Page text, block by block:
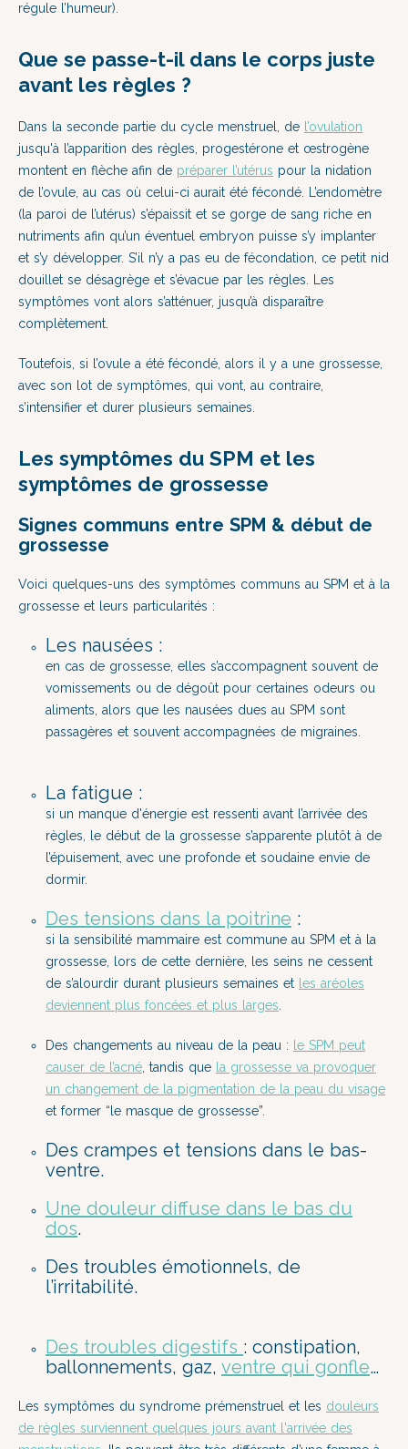
régule l’humeur).
Que se passe-t-il dans le corps juste
avant les règles ?
Dans la seconde partie du cycle menstruel, de l’ovulation
jusqu'à l’apparition des règles, progestérone et œstrogène
montent en flèche afin de préparer l’utérus pour la nidation
de l’ovule, au cas où celui-ci aurait été fécondé. L’endomètre
(la paroi de l’utérus) s’épaissit et se gorge de sang riche en
nutriments afin qu’un éventuel embryon puisse s’y implanter
et s’y développer. S’il n’y a pas eu de fécondation, ce petit nid
douillet se désagrège et s’évacue par les règles. Les
symptômes vont alors s’atténuer, jusqu’à disparaître
complètement.
Toutefois, si l’ovule a été fécondé, alors il y a une grossesse,
avec son lot de symptômes, qui vont, au contraire,
s’intensifier et durer plusieurs semaines.
Les symptômes du SPM et les
symptômes de grossesse
Signes communs entre SPM & début de
grossesse
Voici quelques-uns des symptômes communs au SPM et à la
grossesse et leurs particularités :
Les nausées :
en cas de grossesse, elles s’accompagnent souvent de
vomissements ou de dégoût pour certaines odeurs ou
aliments, alors que les nausées dues au SPM sont
passagères et souvent accompagnées de migraines.
La fatigue :
si un manque d'énergie est ressenti avant l’arrivée des
règles, le début de la grossesse s’apparente plutôt à de
l’épuisement, avec une profonde et soudaine envie de
dormir.
Des tensions dans la poitrine :
si la sensibilité mammaire est commune au SPM et à la
grossesse, lors de cette dernière, les seins ne cessent
de s’alourdir durant plusieurs semaines et les aréoles
deviennent plus foncées et plus larges
Des changements au niveau de la peau :
le SPM peut
causer de l’acné , tandis que la grossesse va provoquer
un changement de la pigmentation de la peau du visage
et former “le masque de grossesse”.
Des crampes et tensions dans le bas-
ventre.
Une douleur diffuse dans le bas du
dos.
Des troubles émotionnels, de
l’irritabilité.
Des troubles digestifs : constipation,
ballonnements, gaz, ventre qui gonfle…
Les symptômes du syndrome prémenstruel et les douleurs
de règles surviennent quelques jours avant l'arrivée des